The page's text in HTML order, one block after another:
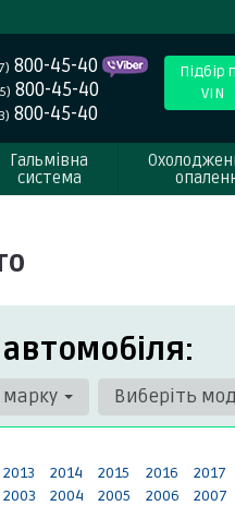
800-45-40
800-45-40
800-45-40
Підбір
VIN
Гальмівна
система
2013 2014 2015 2016 2017
2003 2004 2005 2006 2007
марку Виберіть